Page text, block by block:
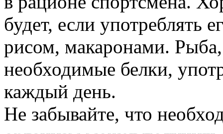
будет, если употреблять
рисом, макаронами.
необходимые белки,
каждый день.
Не забывайте, что